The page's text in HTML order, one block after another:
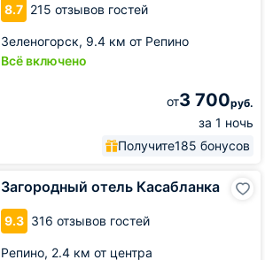
8.7 215 отзывов гостей
Зеленогорск, 9.4 км от Репино
Всё включено
от3 700руб.
за 1 ночь
Получите185 бонусов
Загородный отель Касабланка
9.3 316 отзывов гостей
Репино, 2.4 км от центра